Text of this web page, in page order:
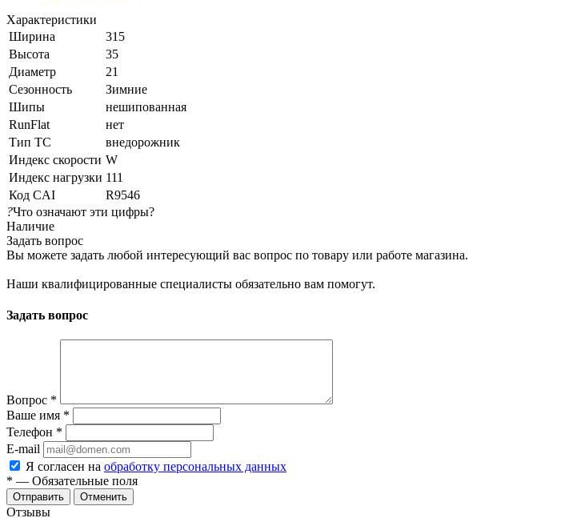
Характеристики
Ширина
315
Высота
35
Диаметр
21
Сезонность
Зимние
Шипы
нешипованная
RunFlat
нет
Тип ТС
внедорожник
Индекс скорости W
Индекс нагрузки 111
Код CAI
R9546
?Что означают эти цифры?
Наличие
Задать вопрос
Вы можете задать любой интересующий вас вопрос по товару или работе магазина.
Наши квалифицированные специалисты обязательно вам помогут.
Задать вопрос
Вопрос *
Ваше имя *
Телефон *
E-mail
Я согласен на обработку персональных данных
* — Обязательные поля
Отменить
Отзывы